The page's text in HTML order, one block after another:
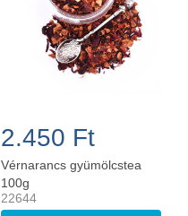
2.450 Ft
Vérnarancs gyümölcstea
100g
22644